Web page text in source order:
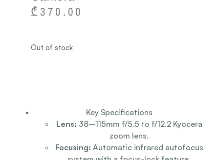
₾370.00
Out of stock
Key Specifications
Lens: 38–115mm f/5.5 to f/12.2 Kyocera
zoom lens.
Focusing: Automatic infrared autofocus